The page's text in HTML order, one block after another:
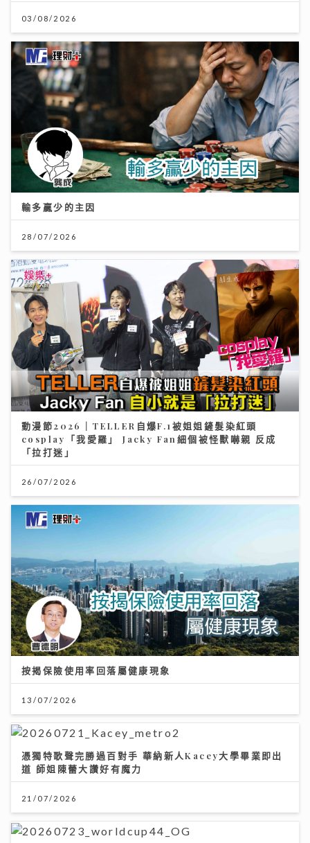
03/08/2026
輸多贏少的主因
28/07/2026
動漫節2026｜TELLER自爆F.1被姐姐鏟髮染紅頭
cosplay「我愛羅」 Jacky Fan細個被怪獸嚇親 反成
「拉打迷」
26/07/2026
按揭保險使用率回落屬健康現象
13/07/2026
憑獨特歌聲完勝過百對手 華納新人Kacey大學畢業即出
道 師姐陳蕾大讚好有魔力
21/07/2026